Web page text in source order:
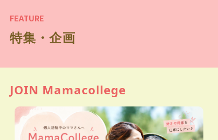
FEATURE
特集・企画
JOIN Mamacollege